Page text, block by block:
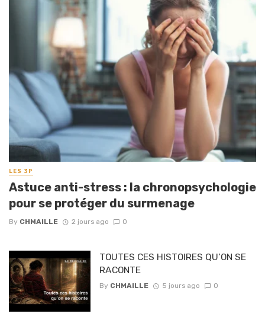
LES 3P
Astuce anti-stress : la chronopsychologie
pour se protéger du surmenage
By CHMAILLE 2 jours ago 0
TOUTES CES HISTOIRES QU’ON SE
RACONTE
By CHMAILLE 5 jours ago 0